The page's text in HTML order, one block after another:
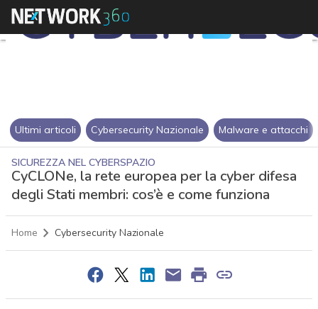
Ultimi articoli Cybersecurity Nazionale Malware e attacchi
SICUREZZA NEL CYBERSPAZIO
CyCLONe, la rete europea per la cyber difesa
degli Stati membri: cos’è e come funziona
Home Cybersecurity Nazionale